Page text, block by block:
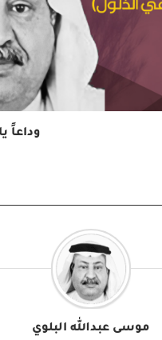
وداعاً
موسى عبدالله البلوي